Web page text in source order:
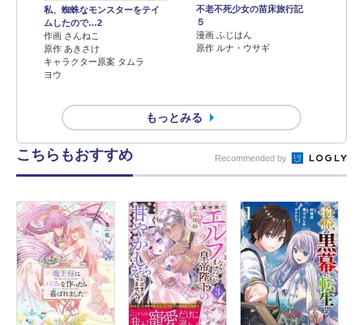
私、蜘蛛なモンスターをテイ
ムしたので…2
作画 さんねこ
原作 あきさけ
キャラクター原案 タムラ
ヨウ
不老不死少女の苗床旅行記
５
漫画 ふじはん
原作 ルナ・ウサギ
もっとみる
こちらもおすすめ Recommended by